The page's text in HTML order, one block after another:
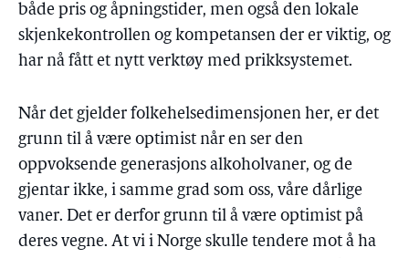
både pris og åpningstider, men også den lokale
skjenkekontrollen og kompetansen der er viktig, og
har nå fått et nytt verktøy med prikksystemet.
Når det gjelder folkehelsedimensjonen her, er det
grunn til å være optimist når en ser den
oppvoksende generasjons alkoholvaner, og de
gjentar ikke, i samme grad som oss, våre dårlige
vaner. Det er derfor grunn til å være optimist på
deres vegne. At vi i Norge skulle tendere mot å ha